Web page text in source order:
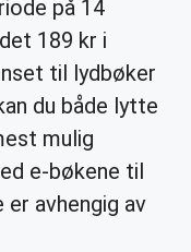
på 14
det 189 kr i
til lydbøker
du både lytte
mulig
e-bøkene til
avhengig av